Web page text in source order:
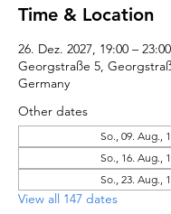
Time & Location
26. Dez. 2027, 19:00 – 23:00
Georgstraße 5,
Germany
Other dates
So., 09. Aug.,
So., 16. Aug.,
So., 23. Aug.,
View all 147 dates